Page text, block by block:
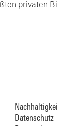
privaten
Datenschutz